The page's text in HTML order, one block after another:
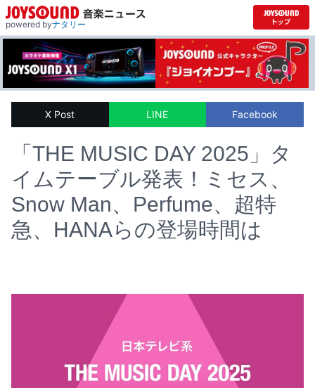
powered byナタリー
X Post LINE Facebook
「THE MUSIC DAY 2025」タ
イムテーブル発表！ミセス、
Snow Man、Perfume、超特
急、HANAらの登場時間は